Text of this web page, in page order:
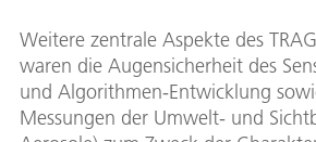
Weitere zentrale Aspekte des
waren die Augensicherheit des
und Algorithmen-Entwicklung
Messungen der Umwelt- und